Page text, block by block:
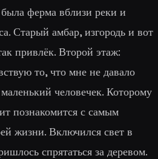
ферма вблизи реки и
Старый амбар, изгородь и вот
привлёк. Второй этаж:
то, что мне не давало
человечек. Которому
познакомится с самым
жизни. Включился свет в
спрятаться за деревом.